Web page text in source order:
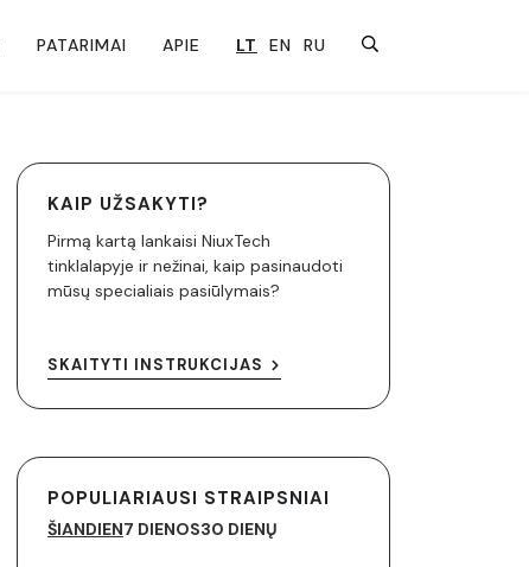
PATARIMAI APIE LT EN RU
KAIP UŽSAKYTI?
Pirmą kartą lankaisi NiuxTech
tinklalapyje ir nežinai, kaip pasinaudoti
mūsų specialiais pasiūlymais?
SKAITYTI INSTRUKCIJAS
POPULIARIAUSI STRAIPSNIAI
ŠIANDIEN7 DIENOS30 DIENŲ